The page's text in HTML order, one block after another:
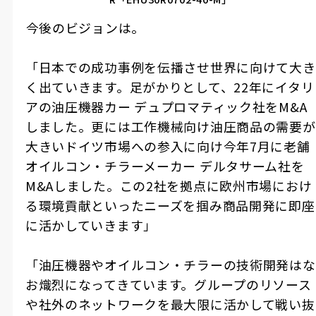
――今後のビジョンは。
「日本での成功事例を伝播させ世界に向けて大き
く出ていきます。足がかりとして、22年にイタリ
アの油圧機器カー デュプロマティック社をM&A
しました。更には工作機械向け油圧商品の需要が
大きいドイツ市場への参入に向け今年7月に老舗
オイルコン・チラーメーカー デルタサーム社を
M&Aしました。この2社を拠点に欧州市場におけ
る環境貢献といったニーズを掴み商品開発に即座
に活かしていきます」
「油圧機器やオイルコン・チラーの技術開発はな
お熾烈になってきています。グループのリソース
や社外のネットワークを最大限に活かして戦い抜